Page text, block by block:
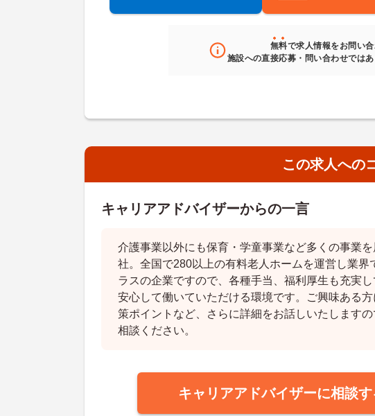
無料で求人情報をお問い合
施設への直接応募・問い合わせでは
この求人への
キャリアアドバイザーからの一言
介護事業以外にも保育・学童事業など多くの事業を
社。全国で280以上の有料老人ホームを運営し業界
ラスの企業ですので、各種手当、福利厚生も充実し
安心して働いていただける環境です。ご興味ある
策ポイントなど、さらに詳細をお話しいたします
相談ください。
キャリアアドバイザーに相談す